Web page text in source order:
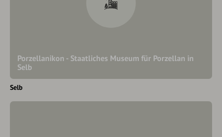
Porzellanikon - Staatliches Museum für Porzellan in
Selb
Selb